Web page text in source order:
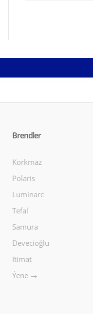
Brendler
Korkmaz
Polaris
Luminarc
Tefal
Samura
Devecioğlu
Itimat
Ýene →